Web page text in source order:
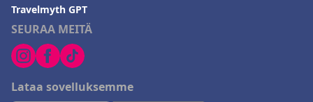
SEURAA MEITÄ
Lataa sovelluksemme
Travelmyth GPT